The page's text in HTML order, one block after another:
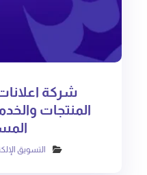
شركة
المنتجات
التسويق